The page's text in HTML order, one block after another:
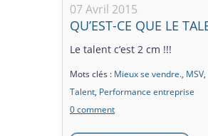
07 Avril 2015
QU’EST-CE QUE LE
Le talent c’est 2 cm !!!
Mots clés : Mieux se vendre., MSV,
Talent, Performance entreprise
0 comment